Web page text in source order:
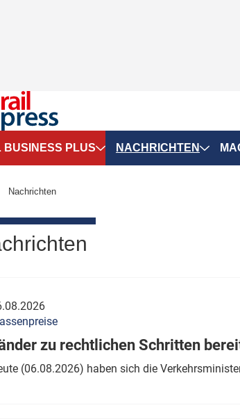
BUSINESS PLUS
Marktdaten
NACHRICHTEN
Nachrichten
zu rechtlichen Schritten
(06.08.2026) haben sich die